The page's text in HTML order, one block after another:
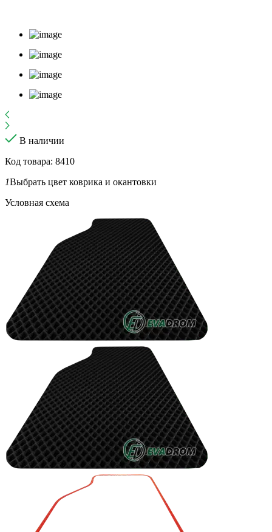
В наличии
Код товара: 8410
1Выбрать цвет коврика и окантовки
Условная схема